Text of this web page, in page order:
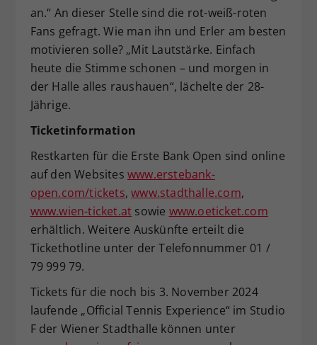
an.“ An dieser Stelle sind die rot-weiß-roten
Fans gefragt. Wie man ihn und Erler am besten
motivieren solle? „Mit Lautstärke. Einfach
heute die Stimme schonen – und morgen in
der Halle alles raushauen“, lächelte der 28-
Jährige.
Ticketinformation
Restkarten für die Erste Bank Open sind online
auf den Websites www.erstebank-
open.com/tickets,www.stadthalle.com,
www.wien-ticket.at sowie www.oeticket.com
erhältlich. Weitere Auskünfte erteilt die
Tickethotline unter der Telefonnummer 01 /
79 999 79.
Tickets für die noch bis 3. November 2024
laufende „Official Tennis Experience“ im Studio
F der Wiener Stadthalle können unter